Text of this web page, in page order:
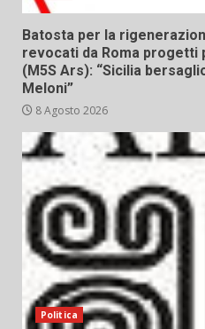
Batosta per la
revocati da Roma progetti
(M5S Ars): “Sicilia
Meloni”
8 Agosto 2026
Politica